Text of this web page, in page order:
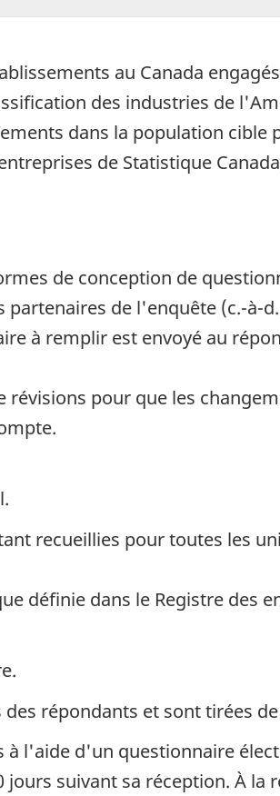
au Canada
des industries de
dans la population
de Statistique
de conception de
de l'enquête (c.-à-
à remplir est envoyé au
pour que les
recueillies pour toutes les
définie dans le Registre des
répondants et sont tirées
l'aide d'un questionnaire
suivant sa réception. À la